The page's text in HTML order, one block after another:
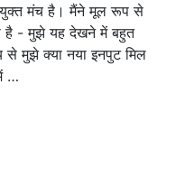
मंच है। मैंने मूल रूप से
है - मुझे यह देखने में बहुत
से मुझे क्या नया इनपुट मिल
…